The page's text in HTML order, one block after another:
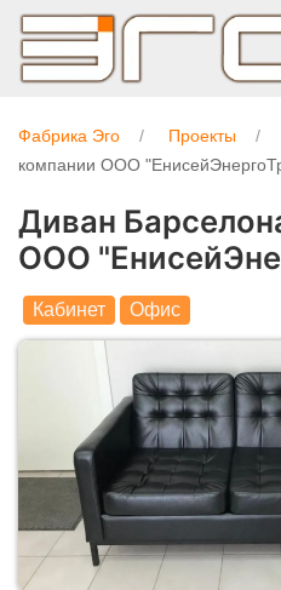
Фабрика Эго Проекты
компании ООО
Диван
ООО
Кабинет Офис